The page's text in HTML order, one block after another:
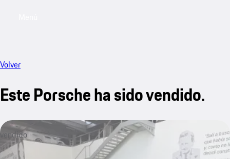
Volver
Este Porsche ha sido vendido.
vendido